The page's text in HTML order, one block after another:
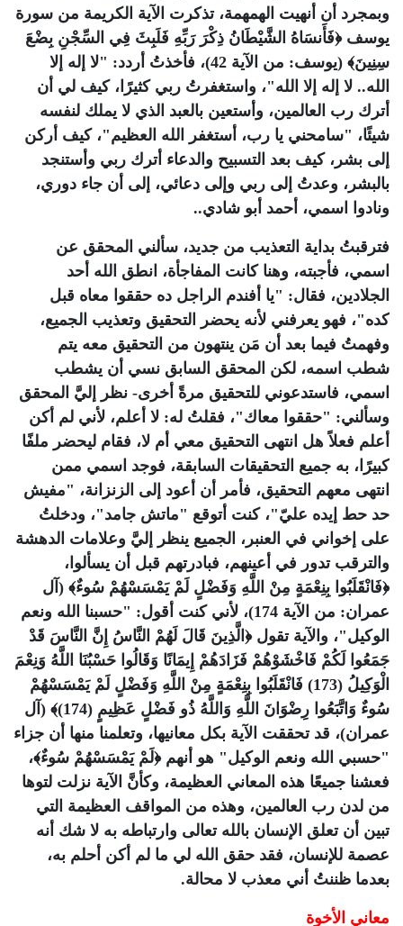
وبمجرد أن أنهيت الهمهمة، تذكرت الآية الكريمة من سورة
يوسف ﴿فَأَنسَاهُ الشَّيْطَانُ ذِكْرَ رَبِّهِ فَلَبِثَ فِي السِّجْنِ بِضْعَ
سِنِينَ﴾ (يوسف: من الآية 42)، فأخذتُ أردد: "لا إله إلا
الله.. لا إله إلا الله"، واستغفرتُ ربي كثيرًا، كيف لي أن
أترك رب العالمين، وأستعين بالعبد الذي لا يملك لنفسه
شيئًا، "سامحني يا رب، أستغفر الله العظيم"، كيف أركن
إلى بشر، كيف بعد التسبيح والدعاء أترك ربي وأستنجد
بالبشر، وعدتُ إلى ربي وإلى دعائي، إلى أن جاء دوري،
ونادوا اسمي، أحمد أبو شادي..
فترقبتُ بداية التعذيب من جديد، سألني المحقق عن
اسمي، فأجبته، وهنا كانت المفاجأة، انطق الله أحد
الجلادين، فقال: "يا أفندم الراجل ده حققوا معاه قبل
كده"، فهو يعرفني لأنه يحضر التحقيق وتعذيب الجميع،
وفهمتُ فيما بعد أن مَن ينتهون من التحقيق معه يتم
شطب اسمه، لكن المحقق السابق نسي أن يشطب
اسمي، فاستدعوني للتحقيق مرةً أخرى- نظر إليَّ المحقق
وسألني: "حققوا معاك"، فقلتُ له: لا أعلم، لأني لم أكن
أعلم فعلاً هل انتهى التحقيق معي أم لا، فقام ليحضر ملفًا
كبيرًا، به جميع التحقيقات السابقة، فوجد اسمي ممن
انتهى معهم التحقيق، فأمر أن أعود إلى الزنزانة، "مفيش
حد حط إيده عليّ"، كنت أتوقع "ماتش جامد"، ودخلتُ
على إخواني في العنبر، الجميع ينظر إليَّ وعلامات الدهشة
والترقب تدور في أعينهم، فبادرتهم قبل أن يسألوا،
﴿فَانْقَلَبُوا بِنِعْمَةٍ مِنْ اللَّهِ وَفَضْلٍ لَمْ يَمْسَسْهُمْ سُوءٌ﴾ (آل
عمران: من الآية 174)، لأني كنت أقول: "حسبنا الله ونعم
الوكيل"، والآية تقول ﴿الَّذِينَ قَالَ لَهُمْ النَّاسُ إِنَّ النَّاسَ قَدْ
جَمَعُوا لَكُمْ فَاخْشَوْهُمْ فَزَادَهُمْ إِيمَانًا وَقَالُوا حَسْبُنَا اللَّهُ وَنِعْمَ
الْوَكِيلُ (173) فَانْقَلَبُوا بِنِعْمَةٍ مِنْ اللَّهِ وَفَضْلٍ لَمْ يَمْسَسْهُمْ
سُوءٌ وَاتَّبَعُوا رِضْوَانَ اللَّهِ وَاللَّهُ ذُو فَضْلٍ عَظِيمٍ (174)﴾ (آل
عمران)، قد تحققت الآية بكل معانيها، وتعلمنا منها أن جزاء
"حسبي الله ونعم الوكيل" هو أنهم ﴿لَمْ يَمْسَسْهُمْ سُوءٌ﴾،
فعشنا جميعًا هذه المعاني العظيمة، وكأنَّ الآية نزلت لتوها
من لدن رب العالمين، وهذه من المواقف العظيمة التي
تبين أن تعلق الإنسان بالله تعالى وارتباطه به لا شك أنه
عصمة للإنسان، فقد حقق الله لي ما لم أكن أحلم به،
بعدما ظننتُ أني معذب لا محالة.
معاني الأخوة